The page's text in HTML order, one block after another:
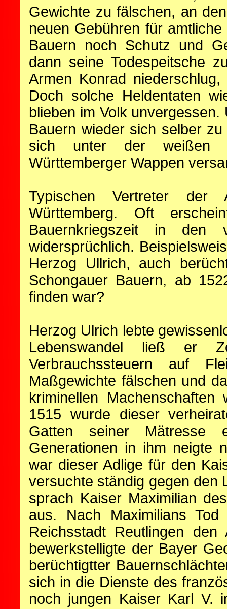
Gewichte zu fälschen, an
neuen Gebühren für
Bauern noch Schutz und
dann seine Todespeitsche
Armen Konrad
Doch solche Heldentaten
blieben im Volk
Bauern wieder sich selber
sich unter der weißen
Württemberger Wappen
Typischen Vertreter der
Württemberg. Oft
Bauernkriegszeit in den
widersprüchlich.
Herzog Ullrich, auch
Schongauer Bauern, ab
finden war?
Herzog Ulrich lebte
Lebenswandel ließ er
Verbrauchssteuern auf
Maßgewichte fälschen und
kriminellen
1515 wurde dieser
Gatten seiner Mätresse
Generationen in ihm neigte
war dieser Adlige für den
versuchte ständig gegen den
sprach Kaiser Maximilian
aus. Nach Maximilians
Reichsstadt Reutlingen
bewerkstelligte der Bayer
berüchtigtter
sich in die Dienste des
noch jungen Kaiser Karl V.